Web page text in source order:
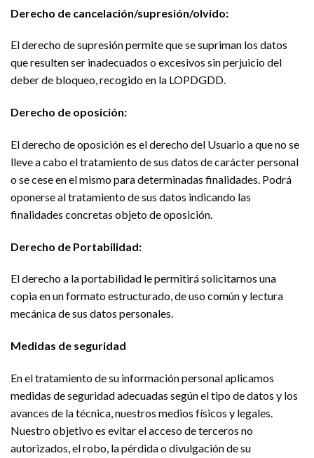
Derecho de cancelación/supresión/olvido:
El derecho de supresión permite que se supriman los datos
que resulten ser inadecuados o excesivos sin perjuicio del
deber de bloqueo, recogido en la LOPDGDD.
Derecho de oposición:
El derecho de oposición es el derecho del Usuario a que no se
lleve a cabo el tratamiento de sus datos de carácter personal
o se cese en el mismo para determinadas finalidades. Podrá
oponerse al tratamiento de sus datos indicando las
finalidades concretas objeto de oposición.
Derecho de Portabilidad:
El derecho a la portabilidad le permitirá solicitarnos una
copia en un formato estructurado, de uso común y lectura
mecánica de sus datos personales.
Medidas de seguridad
En el tratamiento de su información personal aplicamos
medidas de seguridad adecuadas según el tipo de datos y los
avances de la técnica, nuestros medios físicos y legales.
Nuestro objetivo es evitar el acceso de terceros no
autorizados, el robo, la pérdida o divulgación de su